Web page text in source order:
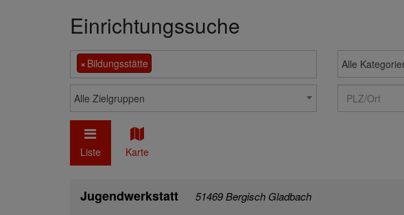
Einrichtungssuche
× Bildungsstätte Alle
Alle Zielgruppen
Liste
Karte
Jugendwerkstatt 51469 Bergisch Gladbach